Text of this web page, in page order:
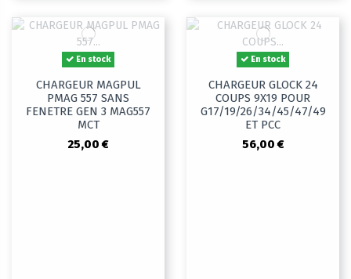
En stock
CHARGEUR MAGPUL
PMAG 557 SANS
FENETRE GEN 3 MAG557
MCT
25,00 €
En stock
CHARGEUR GLOCK 24
COUPS 9X19 POUR
G17/19/26/34/45/47/49
ET PCC
56,00 €